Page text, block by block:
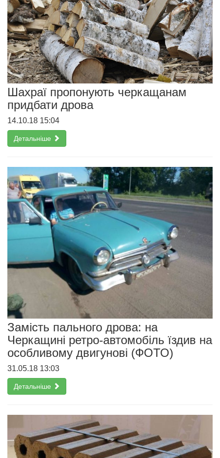
Шахраї пропонують черкащанам
придбати дрова
14.10.18 15:04
Детальніше
Замість пального дрова: на
Черкащині ретро-автомобіль їздив на
особливому двигунові (ФОТО)
31.05.18 13:03
Детальніше